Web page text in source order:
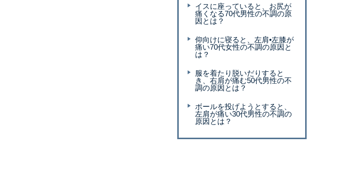
イスに座っていると、お尻が
痛くなる70代男性の不調の原
因とは？
仰向けに寝ると、左肩•左膝が
痛い70代女性の不調の原因と
は？
服を着たり脱いだりすると
き、右肩が痛む50代男性の不
調の原因とは？
ボールを投げようとすると、
左肩が痛い30代男性の不調の
原因とは？